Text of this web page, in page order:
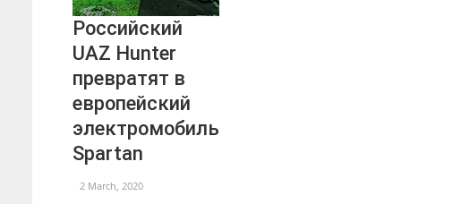
Российский
UAZ Hunter
превратят в
европейский
электромобиль
Spartan
2 March, 2020